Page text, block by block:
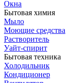
Окна
Бытовая химия
Мыло
Моющие средства
Растворитель
Уайт-спирит
Бытовая техника
Холодильник
Кондиционер